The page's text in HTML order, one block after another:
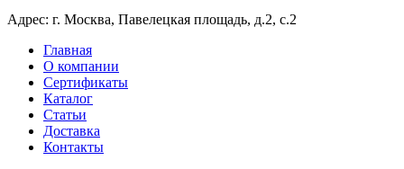
Адрес: г. Москва, Павелецкая площадь, д.2, с.2
Главная
О компании
Сертификаты
Каталог
Статьи
Доставка
Контакты